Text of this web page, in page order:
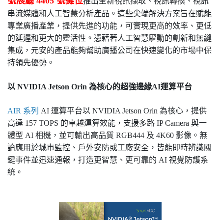
串流媒體和人工智慧分析產品。這些尖端解決方案旨在賦能
專業廣播產業，提供先進的功能，可實現更高的效率、更低
的延遲和更大的靈活性。憑藉著人工智慧驅動的創新和無縫
集成，元安的產品能夠幫助廣播公司在快速變化的市場中保
持領先優勢。
以 NVIDIA Jetson Orin 為核心的超強邊緣AI運算平台
AIR 系列 AI 運算平台以 NVIDIA Jetson Orin 為核心，提供
高達 157 TOPS 的卓越運算效能，支援多路 IP Camera 與一
體型 AI 相機，並可輸出高品質 RGB444 及 4K60 影像。無
論應用於城市監控、戶外安防或工廠安全，皆能即時辨識關
鍵事件並迅速通報，打造更智慧、更可靠的 AI 視覺防護系
統。